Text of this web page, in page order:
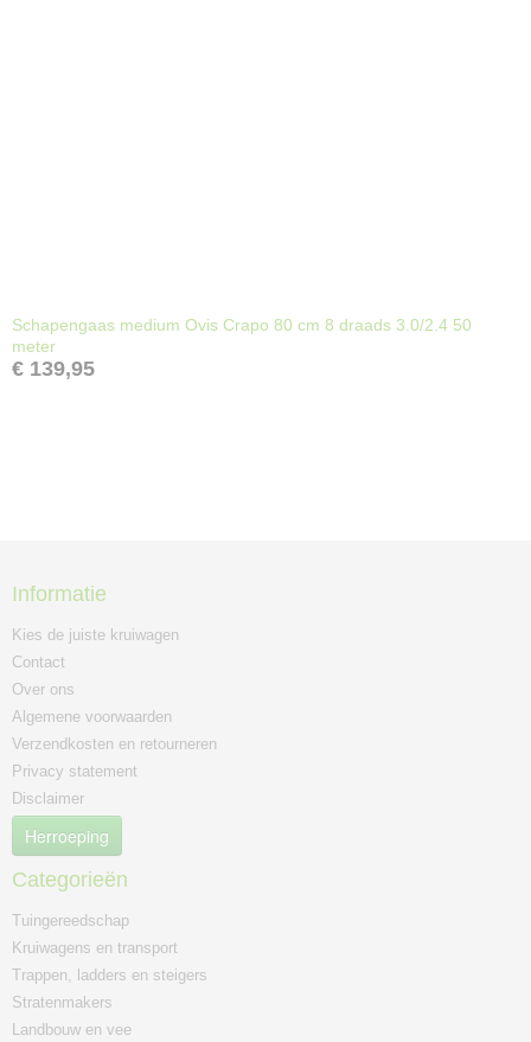
Schapengaas medium Ovis Crapo 80 cm 8 draads 3.0/2.4 50
meter
€ 139,95
Informatie
Kies de juiste kruiwagen
Contact
Over ons
Algemene voorwaarden
Verzendkosten en retourneren
Privacy statement
Disclaimer
Herroeping
Categorieën
Tuingereedschap
Kruiwagens en transport
Trappen, ladders en steigers
Stratenmakers
Landbouw en vee